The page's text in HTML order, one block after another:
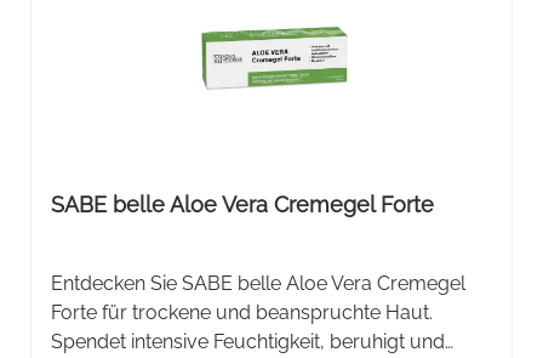
SABE belle Aloe Vera Cremegel Forte
Entdecken Sie SABE belle Aloe Vera Cremegel
Forte für trockene und beanspruchte Haut.
Spendet intensive Feuchtigkeit, beruhigt und